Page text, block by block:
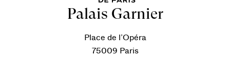
Palais Garnier
Place de l’Opéra
75009 Paris